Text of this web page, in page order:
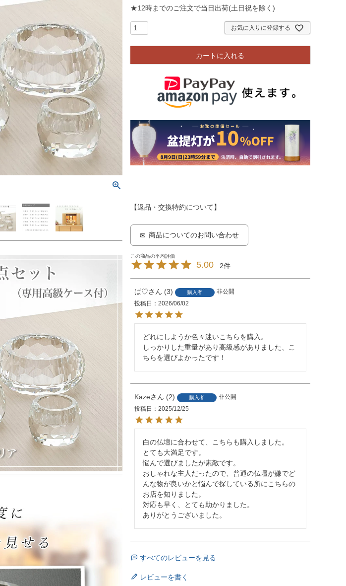
★12時までのご注文で当日出荷(土日祝を除く)
お気に入りに登録する
カートに入れる
【返品・交換特約について】
商品についてのお問い合わせ
5.00 2
ぱ♡ 3 購入者
非公開
投稿日
2026/06/02
どれにしようか色々迷いこちらを購入。
しっかりした重量があり高級感がありました、こ
ちらを選びよかったです！
Kaze 2 購入者
非公開
投稿日
2025/12/25
白の仏壇に合わせて、こちらも購入しました。
とても大満足です。
悩んで選びましたが素敵です。
おしゃれな主人だったので、普通の仏壇が嫌でど
んな物が良いかと悩んで探している所にこちらの
お店を知りました。
対応も早く、とても助かりました。
すべてのレビューを見る
レビューを書く